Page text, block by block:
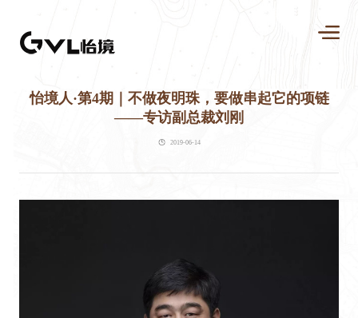
怡境人·第4期｜不做夜明珠，要做串起它的项链
——专访副总裁刘刚
2019-06-14